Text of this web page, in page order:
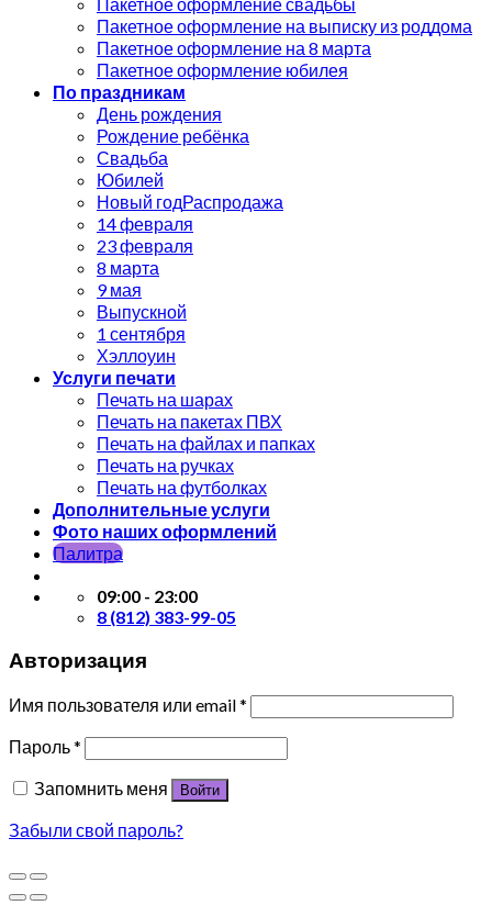
Пакетное оформление на выписку из роддома
Пакетное оформление на 8 марта
Пакетное оформление юбилея
По праздникам
День рождения
Рождение ребёнка
Свадьба
Юбилей
Новый год
14 февраля
23 февраля
8 марта
9 мая
Выпускной
1 сентября
Хэллоуин
Услуги печати
Печать на шарах
Печать на пакетах ПВХ
Печать на файлах и папках
Печать на ручках
Печать на футболках
Дополнительные услуги
Фото наших оформлений
Палитра
09:00 - 23:00
8 (812) 383-99-05
Авторизация
Имя пользователя или email*
Пароль*
Запомнить меня
Войти
Забыли свой пароль?